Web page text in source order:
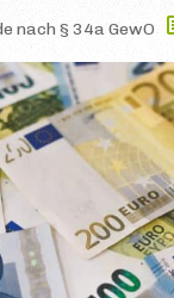
nach § 34a GewO